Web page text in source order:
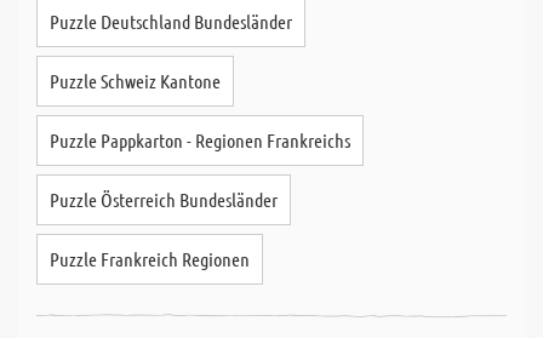
Puzzle Deutschland Bundesländer
Puzzle Schweiz Kantone
Puzzle Pappkarton - Regionen Frankreichs
Puzzle Österreich Bundesländer
Puzzle Frankreich Regionen